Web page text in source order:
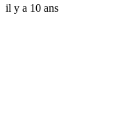
il y a 10 ans